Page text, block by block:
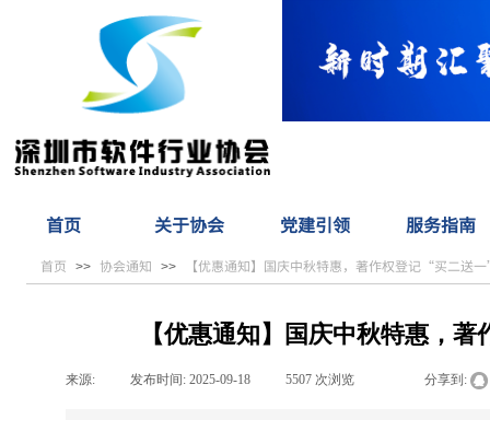
首页 关于协会 党建引领 服务指南
首页 >> 协会通知 >> 【优惠通知】国庆中秋特惠，著作权登记“买二
【优惠通知】国庆中秋特惠，
来源: 发布时间: 2025-09-18 5507 次浏览 分享到: